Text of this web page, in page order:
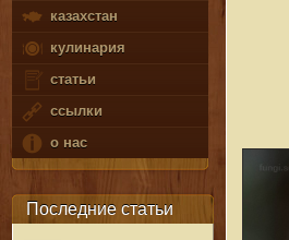
казахстан
кулинария
статьи
ссылки
о нас
Последние статьи